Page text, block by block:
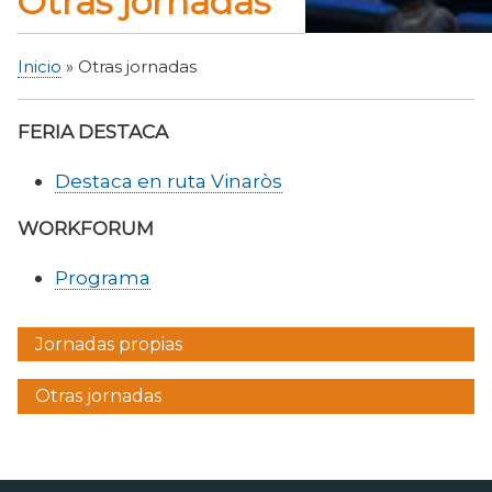
de
ayuda
la
Inicio Otras jornadas
FERIA DESTACA
Destaca en ruta Vinaròs
WORKFORUM
Programa
Menú
lateral
jornardes
Jornadas propias
Otras jornadas